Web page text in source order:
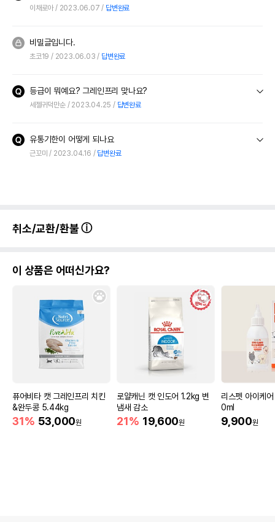
이채로아 2023.06.07 답변완료
비밀글입니다.
초코19 2023.06.03 답변완료
등급이 뭐예요? 그레인프리 맞나요?
세젤귀덕만순 2023.04.25 답변완료
유통기한이 어떻게 되나요
근꼬미 2023.04.16 답변완료
취소/교환/환불
이 상품은 어떠신가요?
퓨어비타 캣 그레인프리 치킨
&완두콩 5.44kg
31% 53,000원
로얄캐닌 캣 인도어 1.2kg 변
냄새 감소
21% 19,600원
리스펫 아이케
0ml
9,900원